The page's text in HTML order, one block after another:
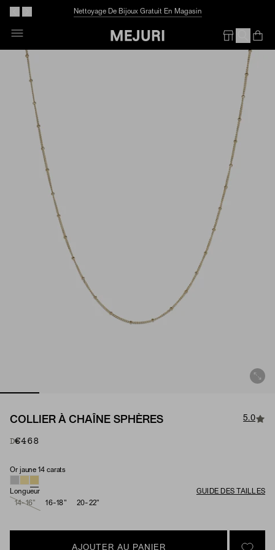
Nettoyage De Bijoux Gratuit En Magasin
Skip
Content
COLLIER À CHAÎNE SPHÈRES 5.0
De€468
Matériau
Or jaune 14 carats
Longueur
GUIDE DES TAILLES
14-16"
16-18" 20-22"
AJOUTER AU PANIER